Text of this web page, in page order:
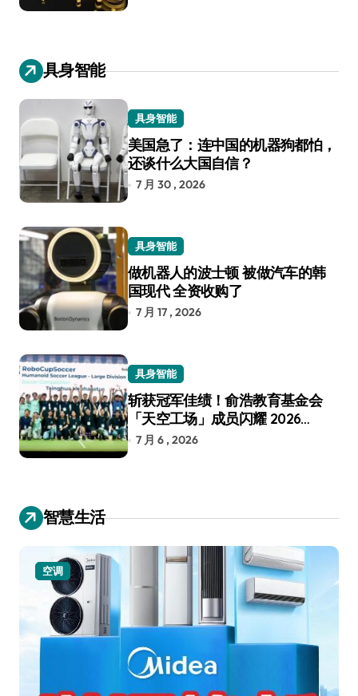
具身智能
具身智能
美国急了：连中国的机器狗都怕，
还谈什么大国自信？
7 月 30 , 2026
具身智能
做机器人的波士顿 被做汽车的韩
国现代 全资收购了
7 月 17 , 2026
具身智能
斩获冠军佳绩！俞浩教育基金会
「天空工场」成员闪耀 2026
RoboCup 机器人世界杯
7 月 6 , 2026
智慧生活